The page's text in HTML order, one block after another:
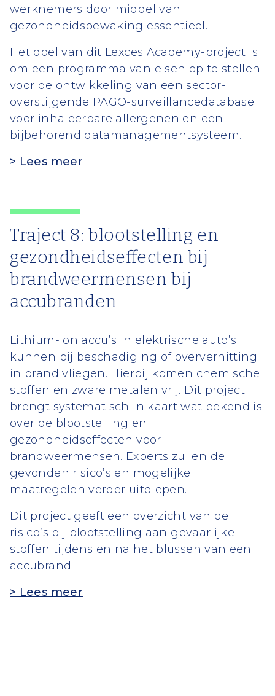
werknemers door middel van
gezondheidsbewaking essentieel.
Het doel van dit Lexces Academy-project is
om een programma van eisen op te stellen
voor de ontwikkeling van een sector-
overstijgende PAGO-surveillancedatabase
voor inhaleerbare allergenen en een
bijbehorend datamanagementsysteem.
> Lees meer
Traject 8:blootstelling en
gezondheidseffecten bij
brandweermensen bij
accubranden
Lithium-ion accu’s in elektrische auto’s
kunnen bij beschadiging of oververhitting
in brand vliegen. Hierbij komen chemische
stoffen en zware metalen vrij. Dit project
brengt systematisch in kaart wat bekend is
over de blootstelling en
gezondheidseffecten voor
brandweermensen. Experts zullen de
gevonden risico’s en mogelijke
maatregelen verder uitdiepen.
Dit project geeft een overzicht van de
risico’s bij blootstelling aan gevaarlijke
stoffen tijdens en na het blussen van een
accubrand.
> Lees meer